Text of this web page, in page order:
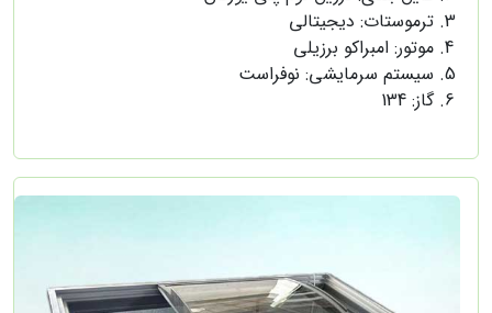
ترموستات: دیجیتالی
موتور: امبراکو برزیلی
سیستم سرمایشی: نوفراست
گاز: 134